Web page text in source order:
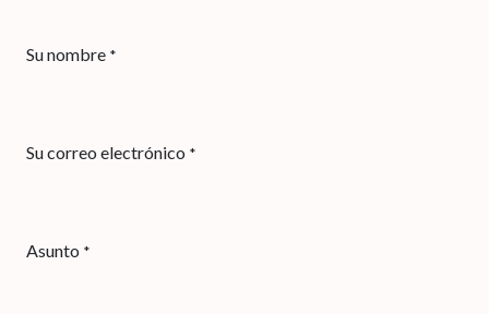
Su nombre *
Su correo electrónico *
Asunto *